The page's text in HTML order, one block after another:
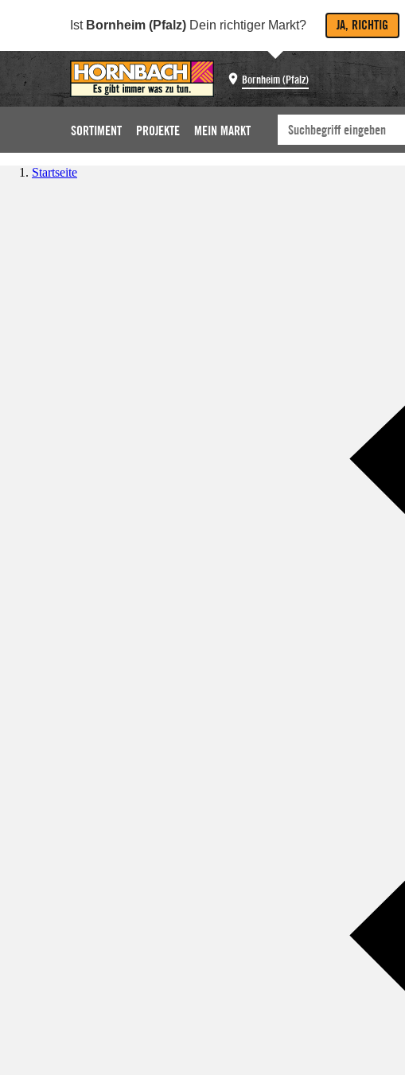
Ist Bornheim (Pfalz) Dein richtiger Markt? JA, RICHTIG
Bornheim (Pfalz)
SORTIMENT PROJEKTE MEIN MARKT
Startseite